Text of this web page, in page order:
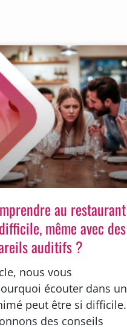
au restaurant
même avec des
auditifs ?
nous vous
écouter dans un
peut être si difficile.
des conseils